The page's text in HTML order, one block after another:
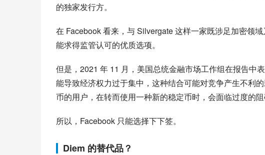
的独家发行方。
在 Facebook 看来，与 Silvergate 这样一家既涉足加密领
能求得监管认可的优质选项。
但是，2021 年 11 月，美国总统金融市场工作组在报告中
能导致经济权力过于集中，这种结合可能对竞争产生不利
币的用户，在转而使用一种新的稳定币时，会面临过度的阻
所以，Facebook 只能选择下下签。
Diem 的替代品？